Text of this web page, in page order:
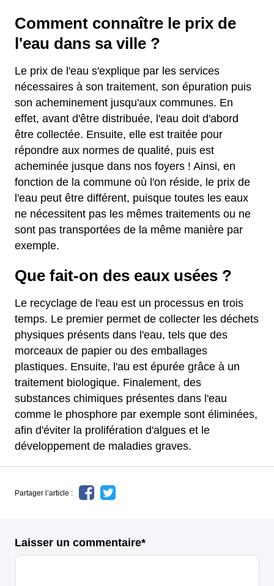
Comment connaître le prix de
l'eau dans sa ville ?
Le prix de l'eau s'explique par les services
nécessaires à son traitement, son épuration puis
son acheminement jusqu'aux communes. En
effet, avant d'être distribuée, l'eau doit d'abord
être collectée. Ensuite, elle est traitée pour
répondre aux normes de qualité, puis est
acheminée jusque dans nos foyers ! Ainsi, en
fonction de la commune où l'on réside, le prix de
l'eau peut être différent, puisque toutes les eaux
ne nécessitent pas les mêmes traitements ou ne
sont pas transportées de la même manière par
exemple.
Que fait-on des eaux usées ?
Le recyclage de l'eau est un processus en trois
temps. Le premier permet de collecter les déchets
physiques présents dans l'eau, tels que des
morceaux de papier ou des emballages
plastiques. Ensuite, l'au est épurée grâce à un
traitement biologique. Finalement, des
substances chimiques présentes dans l'eau
comme le phosphore par exemple sont éliminées,
afin d'éviter la prolifération d'algues et le
développement de maladies graves.
Partager l’article :
Laisser un commentaire*